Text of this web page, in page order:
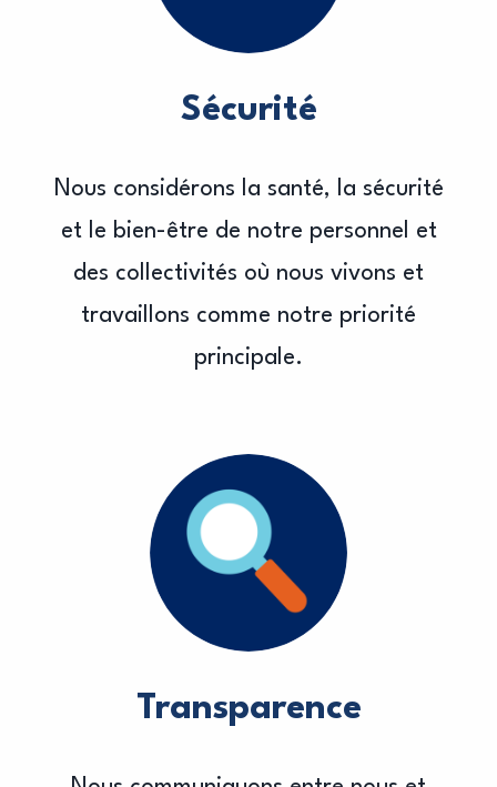
Sécurité
Nous considérons la santé, la sécurité
et le bien-être de notre personnel et
des collectivités où nous vivons et
travaillons comme notre priorité
principale.
Transparence